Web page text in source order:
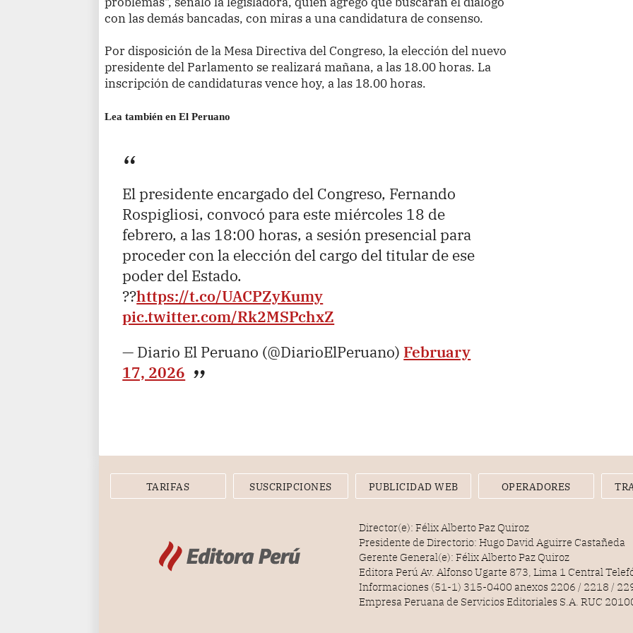
con las demás bancadas, con miras a una candidatura de consenso.
Por disposición de la Mesa Directiva del Congreso, la elección del nuevo
presidente del Parlamento se realizará mañana, a las 18.00 horas. La
inscripción de candidaturas vence hoy, a las 18.00 horas.
Lea también en El Peruano
El presidente encargado del Congreso, Fernando
Rospigliosi, convocó para este miércoles 18 de
febrero, a las 18:00 horas, a sesión presencial para
proceder con la elección del cargo del titular de ese
poder del Estado.
??https://t.co/UACPZyKumy
pic.twitter.com/Rk2MSPchxZ
— Diario El Peruano (@DiarioElPeruano) February
17, 2026
TARIFAS SUSCRIPCIONES PUBLICIDAD WEB OPERADORES
Director(e): Félix Alberto Paz Quiroz
Presidente de Directorio: Hugo David Aguirre Castañeda
Gerente General(e): Félix Alberto Paz Quiroz
Editora Perú Av. Alfonso Ugarte 873, Lima 1 Central
Informaciones (51-1) 315-0400 anexos 2206 / 2218 /
Empresa Peruana de Servicios Editoriales S.A. RUC